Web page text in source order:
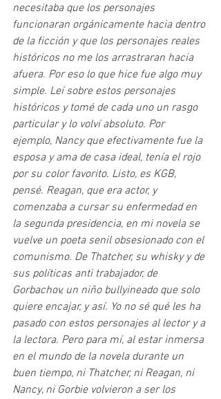
necesitaba que los personajes
funcionaran orgánicamente hacia dentro
de la ficción y que los personajes reales
históricos no me los arrastraran hacia
afuera. Por eso lo que hice fue algo muy
simple. Leí sobre estos personajes
históricos y tomé de cada uno un rasgo
particular y lo volví absoluto. Por
ejemplo, Nancy que efectivamente fue la
esposa y ama de casa ideal, tenía el rojo
por su color favorito. Listo, es KGB,
pensé. Reagan, que era actor, y
comenzaba a cursar su enfermedad en
la segunda presidencia, en mi novela se
vuelve un poeta senil obsesionado con el
comunismo. De Thatcher, su whisky y de
sus políticas anti trabajador, de
Gorbachov, un niño bullyineado que solo
quiere encajar, y así. Yo no sé qué les ha
pasado con estos personajes al lector y a
la lectora. Pero para mí, al estar inmersa
en el mundo de la novela durante un
buen tiempo, ni Thatcher, ni Reagan, ni
Nancy, ni Gorbie volvieron a ser los